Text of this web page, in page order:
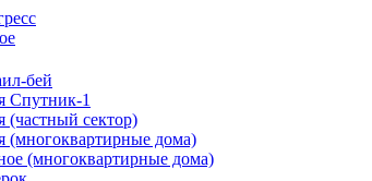
бей
Спутник-1
(частный сектор)
(многоквартирные дома)
(многоквартирные дома)